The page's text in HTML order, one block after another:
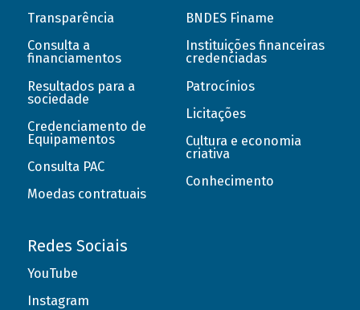
Transparência
Consulta a
financiamentos
Resultados para a
sociedade
Credenciamento de
Equipamentos
Consulta PAC
Moedas contratuais
BNDES Finame
Instituições financeiras
credenciadas
Patrocínios
Licitações
Cultura e economia
criativa
Conhecimento
Redes Sociais
YouTube
Instagram